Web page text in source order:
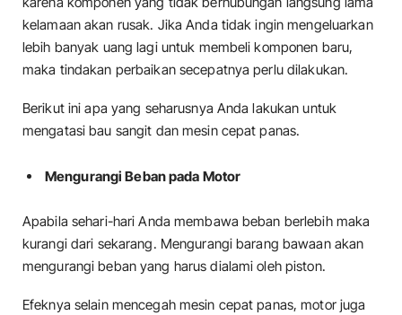
kelamaan akan rusak. Jika Anda tidak ingin mengeluarkan
lebih banyak uang lagi untuk membeli komponen baru,
maka tindakan perbaikan secepatnya perlu dilakukan.
Berikut ini apa yang seharusnya Anda lakukan untuk
mengatasi bau sangit dan mesin cepat panas.
Mengurangi Beban pada Motor
Apabila sehari-hari Anda membawa beban berlebih maka
kurangi dari sekarang. Mengurangi barang bawaan akan
mengurangi beban yang harus dialami oleh piston.
Efeknya selain mencegah mesin cepat panas, motor juga